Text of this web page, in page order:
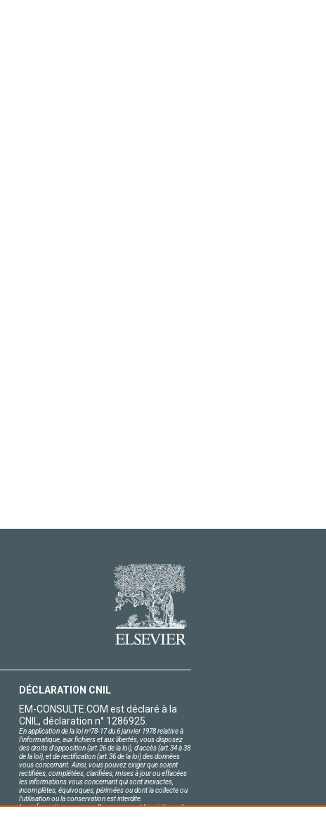
DÉCLARATION CNIL
EM-CONSULTE.COM est déclaré à la
CNIL, déclaration n° 1286925.
En application de la loi nº78-17 du 6 janvier 1978 relative à
l'informatique, aux fichiers et aux libertés, vous disposez
des droits d'opposition (art.26 de la loi), d'accès (art.34 à 38
de la loi), et de rectification (art.36 de la loi) des données
vous concernant. Ainsi, vous pouvez exiger que soient
rectifiées, complétées, clarifiées, mises à jour ou effacées
les informations vous concernant qui sont inexactes,
incomplètes, équivoques, périmées ou dont la collecte ou
l'utilisation ou la conservation est interdite.
Les informations personnelles concernant les visiteurs de